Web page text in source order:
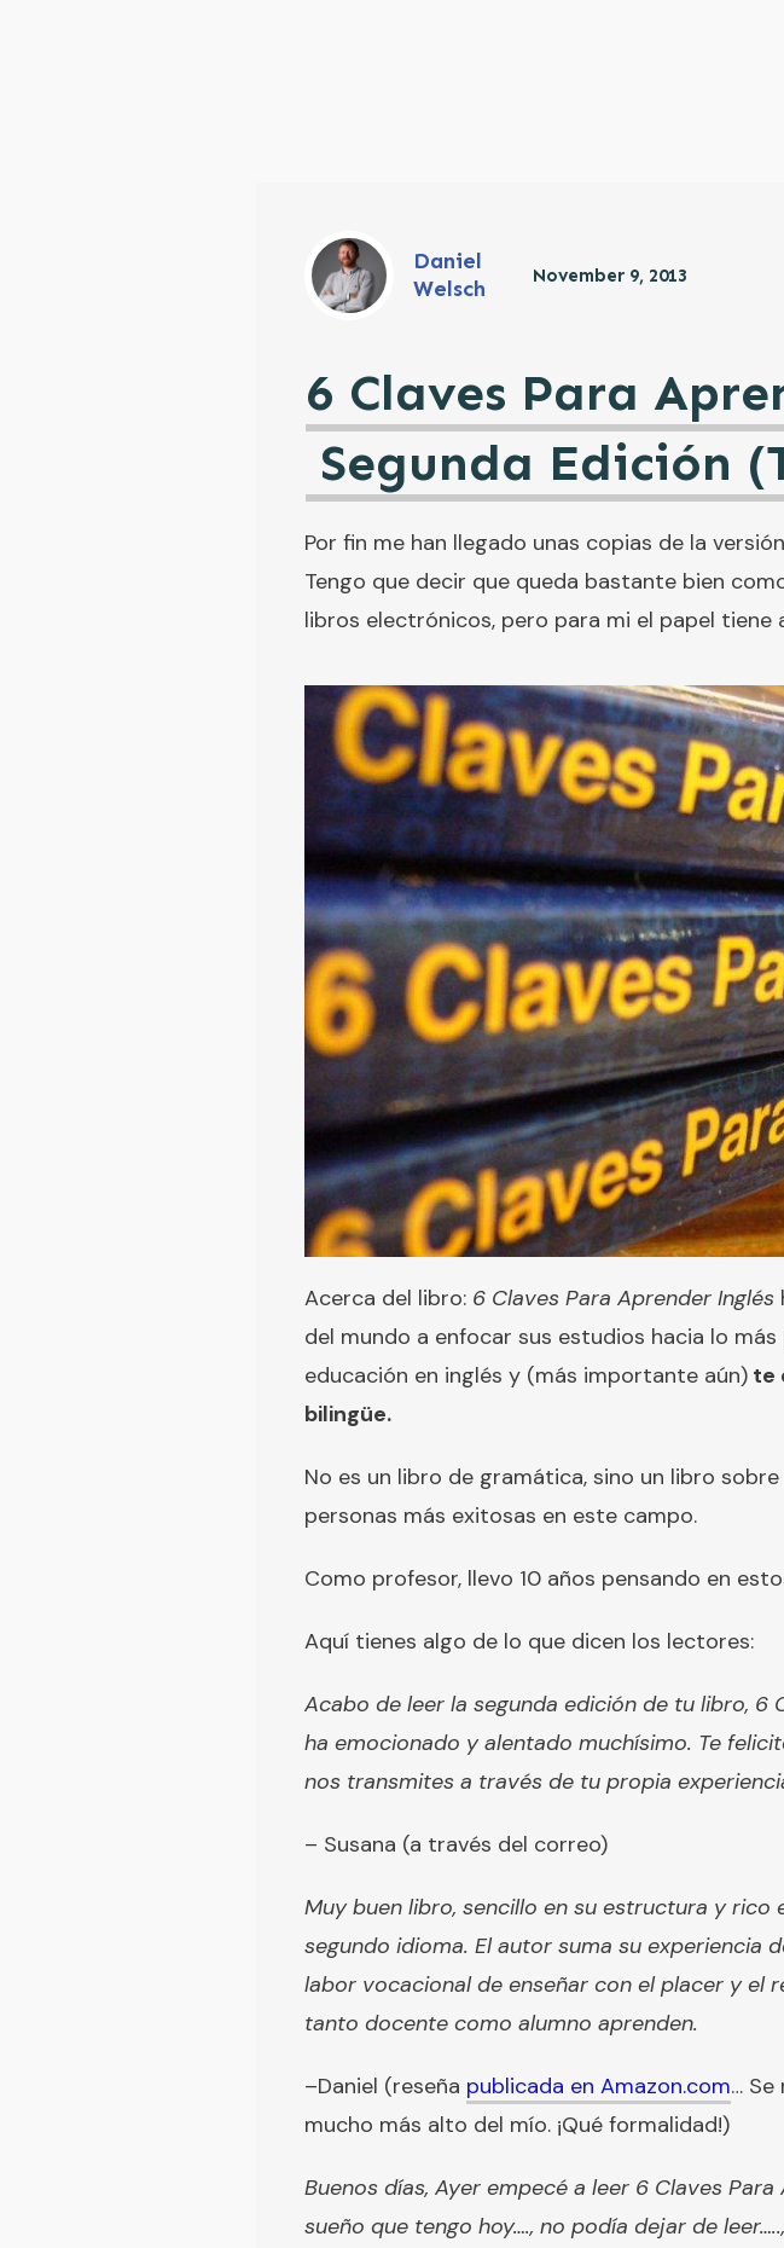
Daniel
Welsch
November 9, 2013
6 Claves Para
Segunda Edición
Por fin me han llegado unas copias de la
Tengo que decir que queda bastante bien
libros electrónicos, pero para mi el papel
Acerca del libro: 6 Claves Para Aprender Inglés
del mundo a enfocar sus estudios hacia lo
educación en inglés y (más importante aún) te
bilingüe.
No es un libro de gramática, sino un libro
personas más exitosas en este campo.
Como profesor, llevo 10 años pensando en
Aquí tienes algo de lo que dicen los lectores:
Acabo de leer la segunda edición de tu libro, 6
ha emocionado y alentado muchísimo. Te
nos transmites a través de tu propia
– Susana (a través del correo)
Muy buen libro, sencillo en su estructura y
segundo idioma. El autor suma su experiencia
labor vocacional de enseñar con el placer y el
tanto docente como alumno aprenden.
–Daniel (reseña publicada en Amazon.com…
mucho más alto del mío. ¡Qué formalidad!)
Buenos días, Ayer empecé a leer 6 Claves
sueño que tengo hoy…., no podía dejar de